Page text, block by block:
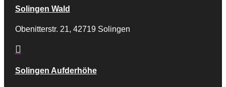
Solingen Wald
Obenitterstr. 21, 42719 Solingen

Solingen Aufderhöhe